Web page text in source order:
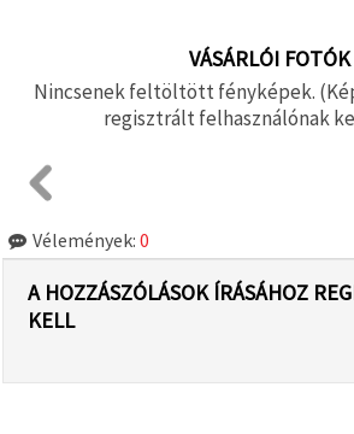
VÁSÁRLÓI FOTÓK
Nincsenek feltöltött fényképek.
regisztrált felhasználónak
Vélemények: 0
A HOZZÁSZÓLÁSOK ÍRÁSÁHOZ
KELL